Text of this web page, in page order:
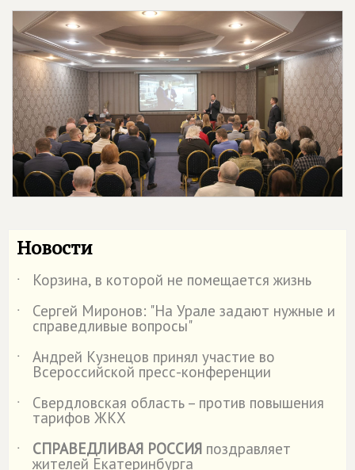
Новости
˙
Корзина, в которой не помещается жизнь
˙
Сергей Миронов: "На Урале задают нужные и
справедливые вопросы"
˙
Андрей Кузнецов принял участие во
Всероссийской пресс-конференции
˙
Свердловская область – против повышения
тарифов ЖКХ
˙
СПРАВЕДЛИВАЯ РОССИЯ поздравляет
жителей Екатеринбурга